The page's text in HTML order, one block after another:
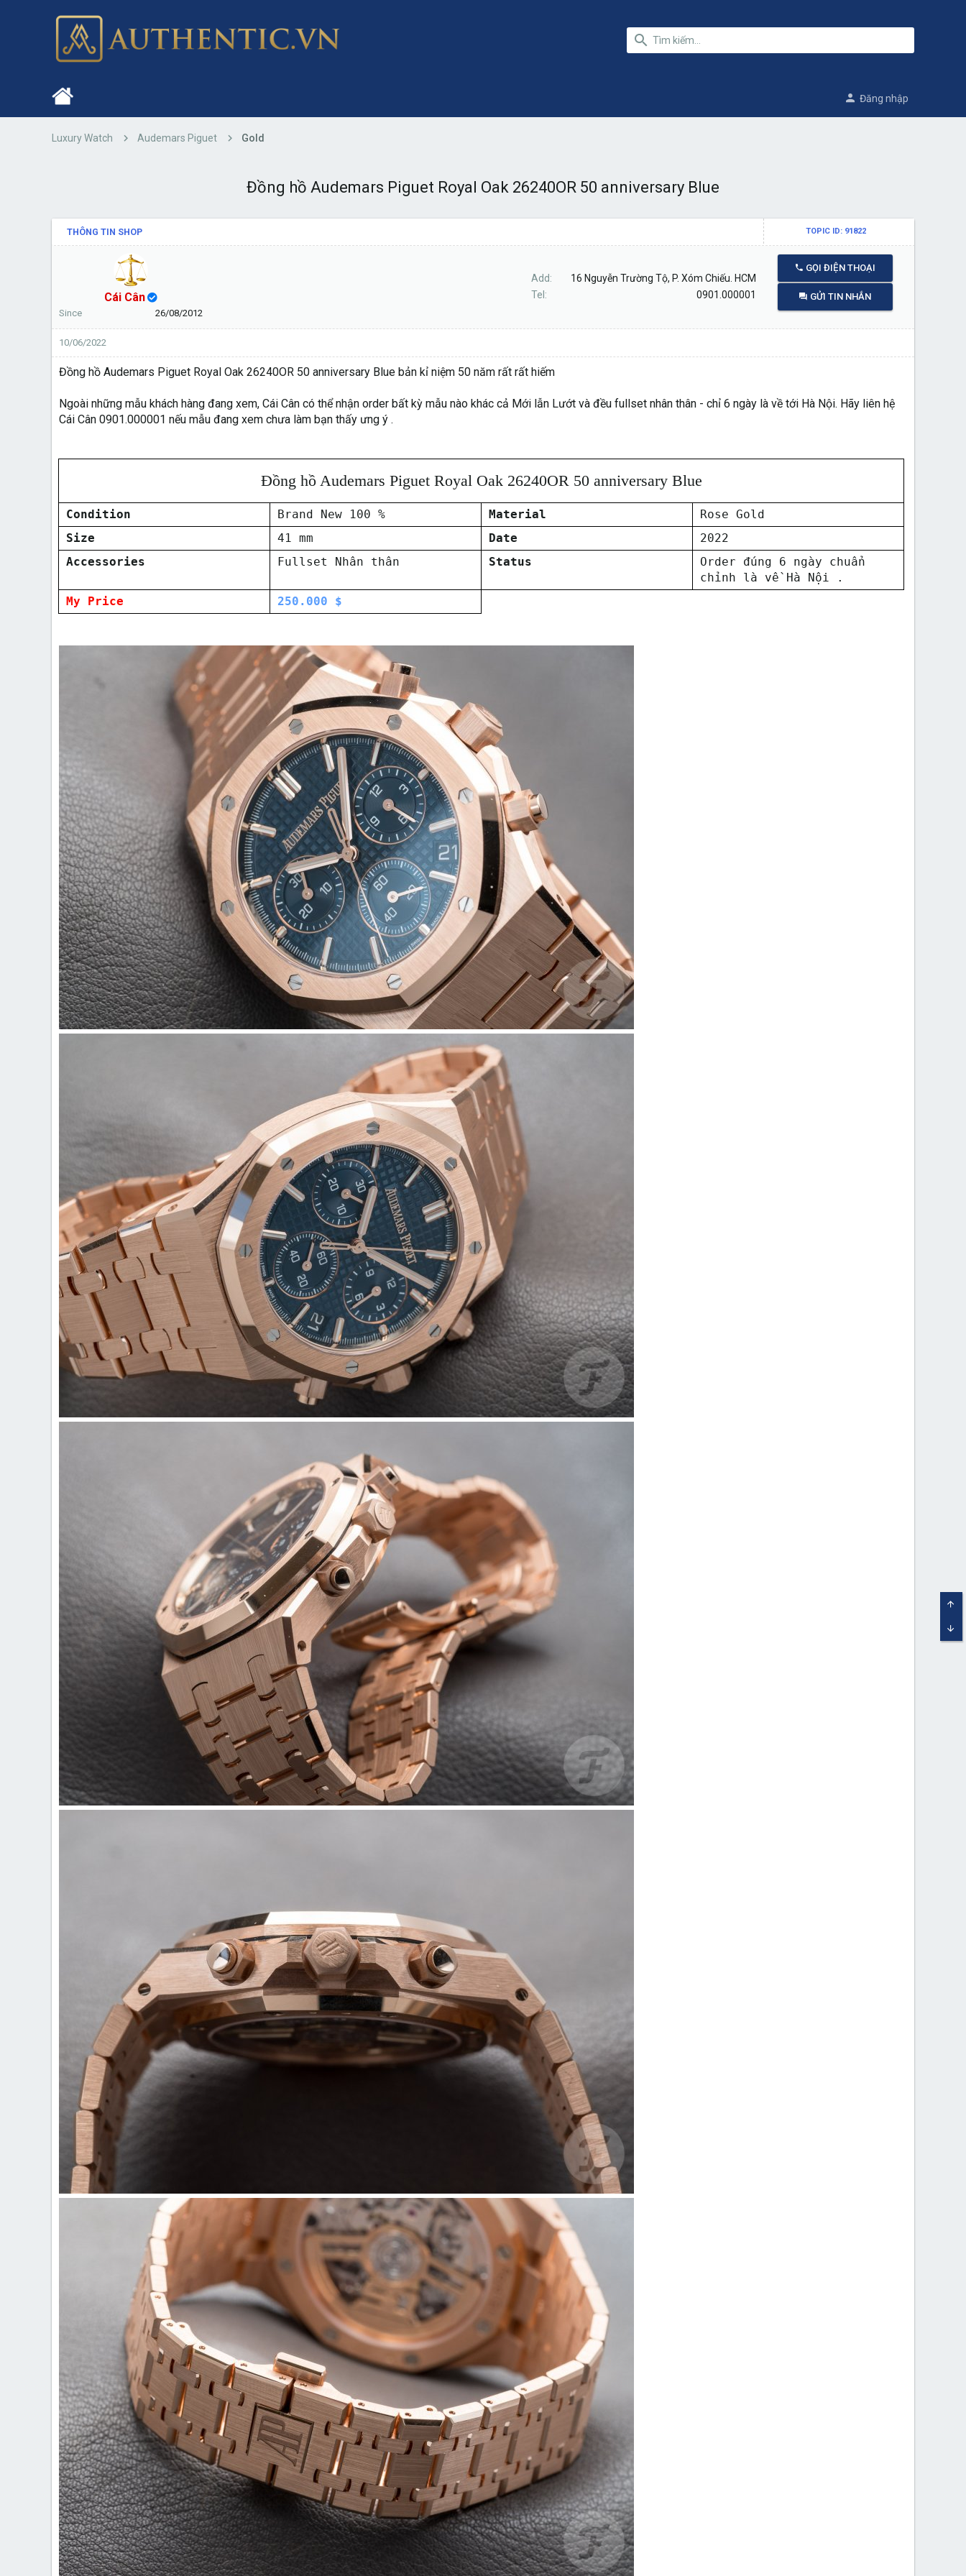
Đăng nhập
Luxury Watch Audemars Piguet Gold
Đồng hồ Audemars Piguet Royal Oak 26240OR 50 anniversary Blue
THÔNG TIN SHOP TOPIC ID: 91822
Cái Cân
Since 26/08/2012
Add
16 Nguyễn Trường Tộ, P. Xóm Chiếu. HCM
Tel
0901.000001
GỌI ĐIỆN THOẠI
GỬI TIN NHẮN
10/06/2022
Đồng hồ Audemars Piguet Royal Oak 26240OR 50 anniversary Blue bản kỉ niệm 50 năm rất rất hiếm
Ngoài những mẫu khách hàng đang xem, Cái Cân có thể nhận order bất kỳ mẫu nào khác cả Mới lẫn Lướt và đều fullset nhân thân - chỉ 6 ngày là về tới Hà Nội. Hãy liên hệ
Cái Cân 0901.000001 nếu mẫu đang xem chưa làm bạn thấy ưng ý .
Đồng hồ Audemars Piguet Royal Oak 26240OR 50 anniversary Blue
Condition Brand New 100 % Material
Rose Gold
Size
41 mm Date
2022
Accessories
Fullset Nhân thân Status
Order đúng 6 ngày chuẩn
chỉnh là về Hà Nội .
My Price
250.000 $